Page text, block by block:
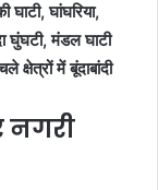
घांघरिया,
घुंघटी, मंडल घाटी
क्षेत्रों में बूंदाबांदी
नगरी